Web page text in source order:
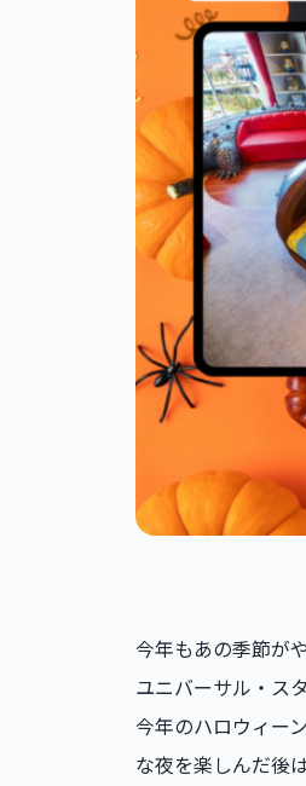
今年もあの季節が
ユニバーサル・ス
今年のハロウィー
な夜を楽しんだ後